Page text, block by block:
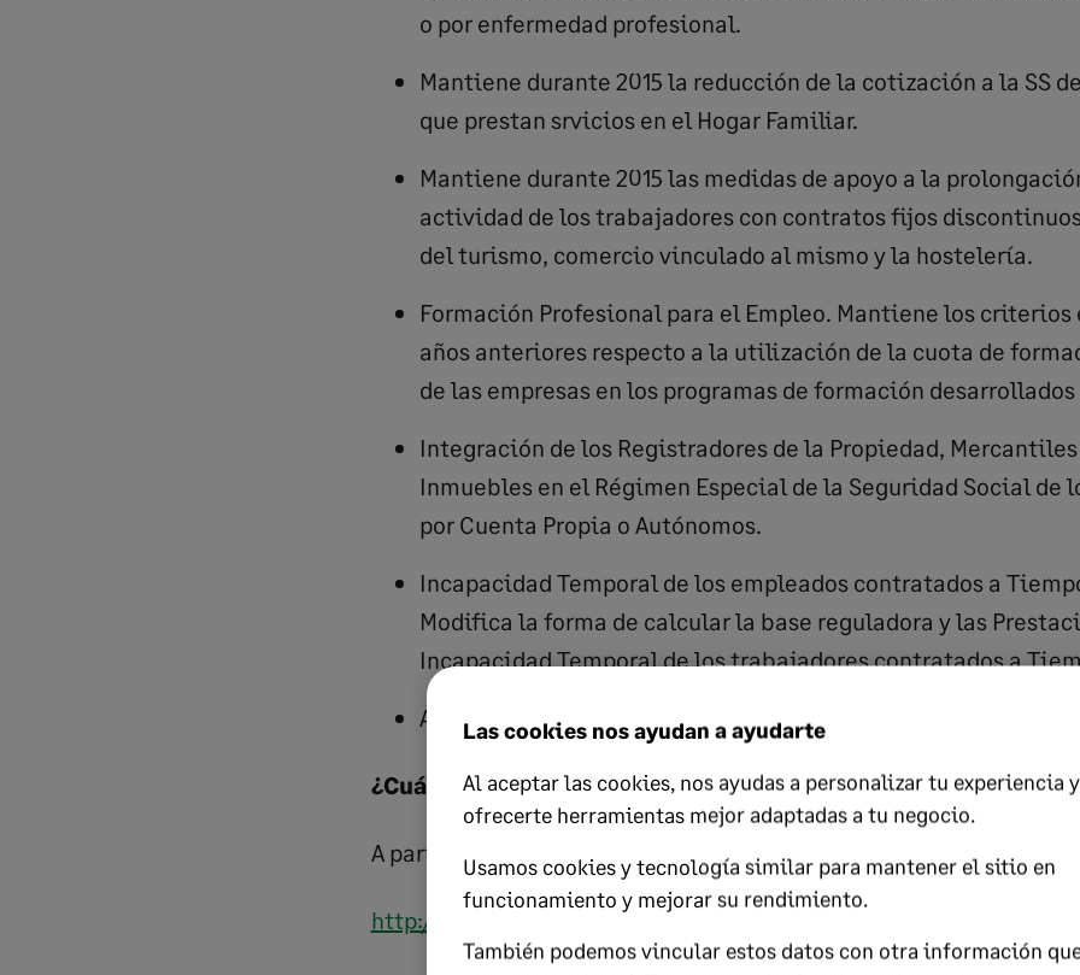
o por enfermedad profesional.
Mantiene durante 2015 la reducción de la cotización a la SS
que prestan srvicios en el Hogar Familiar.
Mantiene durante 2015 las medidas de apoyo a la
actividad de los trabajadores con contratos fijos
del turismo, comercio vinculado al mismo y la hostelería.
Formación Profesional para el Empleo. Mantiene los
años anteriores respecto a la utilización de la cuota de
de las empresas en los programas de formación
Integración de los Registradores de la Propiedad,
Inmuebles en el Régimen Especial de la Seguridad Social de
por Cuenta Propia o Autónomos.
Incapacidad Temporal de los empleados contratados a
Modifica la forma de calcular la base reguladora y las
Incapacidad Temporal de los trabajadores contratados a
Aplaza hasta 2016 la ampliación de la duración del permiso
¿Cuándo afecta?
A partir de 1/1/2015.
http://www.boe.es/boe/dias/2014/12/30/pdfs/BOE-A-2014-13612.pdf​
Las cookies nos ayudan a ayudarte
Al aceptar las cookies, nos ayudas a personalizar tu experiencia
ofrecerte herramientas mejor adaptadas a tu negocio.
Usamos cookies y tecnología similar para mantener el sitio en
funcionamiento y mejorar su rendimiento.
También podemos vincular estos datos con otra información